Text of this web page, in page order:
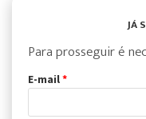
JÁ
Para prosseguir é
E-mail*